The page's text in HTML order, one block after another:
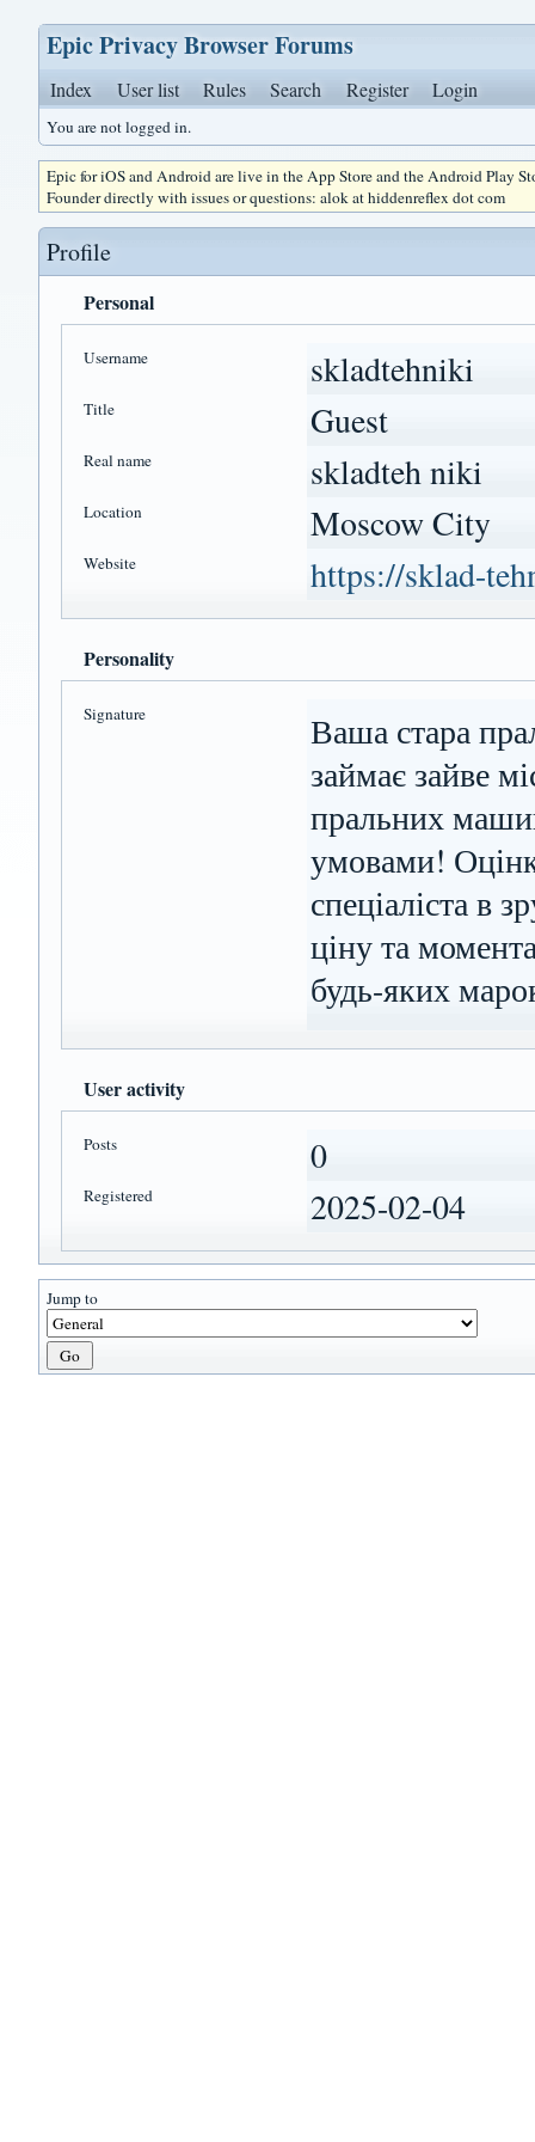
Epic Privacy Browser Forums
Index User list Rules Search Register Login
You are not logged in.
Epic for iOS and Android are live in the App Store and the Android Play
Founder directly with issues or questions: alok at hiddenreflex dot com
Profile
Personal
Username skladtehniki
Title Guest
Real name skladteh niki
Location Moscow City
Website https://sklad-
Personality
Signature
Ваша стара
займає зайве
пральних
умовами!
спеціаліста в
ціну та
будь-яких
User activity
Posts 0
Registered 2025-02-04
Jump to